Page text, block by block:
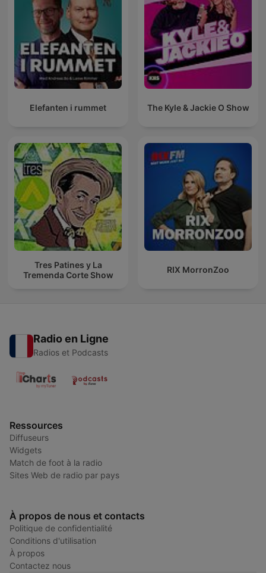
Elefanten i rummet The Kyle & Jackie O Show
Tres Patines y La
Tremenda Corte Show
RIX MorronZoo
Radio en Ligne
Radios et Podcasts
Ressources
Diffuseurs
Widgets
Match de foot à la radio
Sites Web de radio par pays
À propos de nous et contacts
Politique de confidentialité
Conditions d'utilisation
À propos
Contactez nous